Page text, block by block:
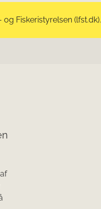
Fiskeristyrelsen (lfst.dk).